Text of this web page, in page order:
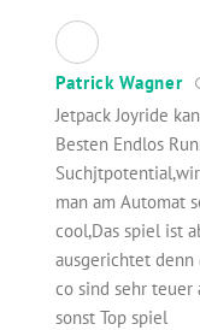
Patrick Wagner
Jetpack Joyride
Besten Endlos
man am Automat
cool,Das spiel ist
ausgerichtet
co sind sehr teuer
sonst Top spiel